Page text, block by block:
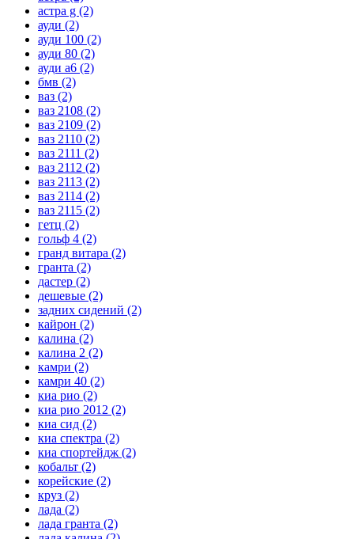
астра g (2)
ауди (2)
ауди 100 (2)
ауди 80 (2)
ауди а6 (2)
бмв (2)
ваз (2)
ваз 2108 (2)
ваз 2109 (2)
ваз 2110 (2)
ваз 2111 (2)
ваз 2112 (2)
ваз 2113 (2)
ваз 2114 (2)
ваз 2115 (2)
гетц (2)
гольф 4 (2)
гранд витара (2)
гранта (2)
дастер (2)
дешевые (2)
задних сидений (2)
кайрон (2)
калина (2)
калина 2 (2)
камри (2)
камри 40 (2)
киа рио (2)
киа рио 2012 (2)
киа сид (2)
киа спектра (2)
киа спортейдж (2)
кобальт (2)
корейские (2)
круз (2)
лада (2)
лада гранта (2)